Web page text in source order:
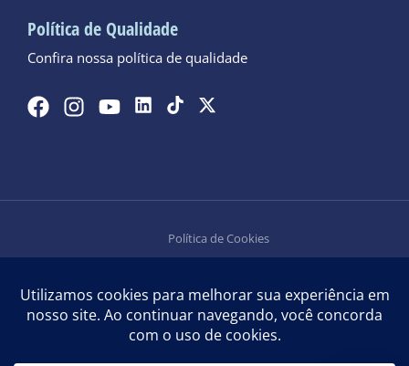
Política de Qualidade
Confira nossa política de qualidade
Política de Cookies